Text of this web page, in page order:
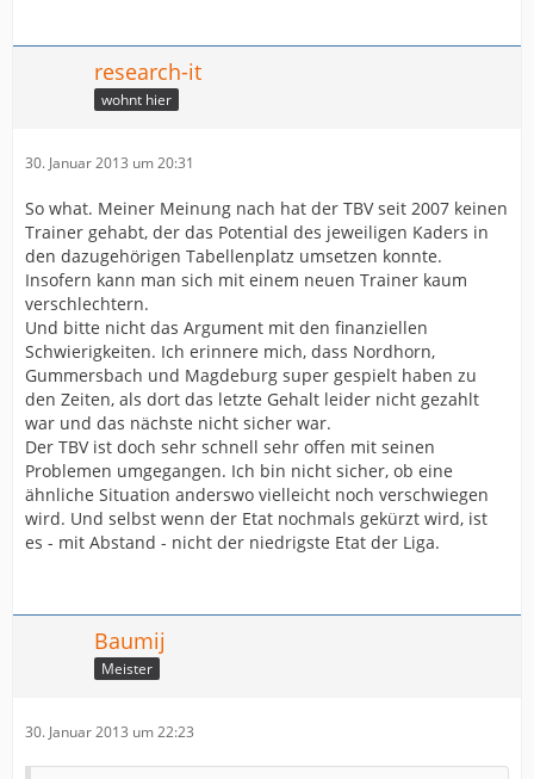
research-it
wohnt hier
30. Januar 2013 um 20:31
So what. Meiner Meinung nach hat der TBV seit 2007 keinen
Trainer gehabt, der das Potential des jeweiligen Kaders in
den dazugehörigen Tabellenplatz umsetzen konnte.
Insofern kann man sich mit einem neuen Trainer kaum
verschlechtern.
Und bitte nicht das Argument mit den finanziellen
Schwierigkeiten. Ich erinnere mich, dass Nordhorn,
Gummersbach und Magdeburg super gespielt haben zu
den Zeiten, als dort das letzte Gehalt leider nicht gezahlt
war und das nächste nicht sicher war.
Der TBV ist doch sehr schnell sehr offen mit seinen
Problemen umgegangen. Ich bin nicht sicher, ob eine
ähnliche Situation anderswo vielleicht noch verschwiegen
wird. Und selbst wenn der Etat nochmals gekürzt wird, ist
es - mit Abstand - nicht der niedrigste Etat der Liga.
Baumij
Meister
30. Januar 2013 um 22:23